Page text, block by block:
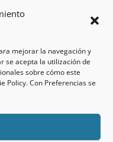
mejorar la navegación y
se acepta la utilización de
sobre cómo este
Policy. Con Preferencias se